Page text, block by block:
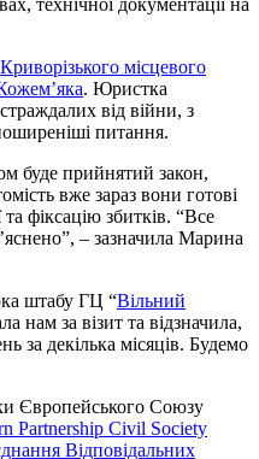
Криворізького місцевого
. Юристка
від війни, з
питання.
буде прийнятий закон,
вже зараз вони готові
фіксацію збитків. “Все
– зазначила Марина
штабу ГЦ “Вільний
нам за візит та відзначила,
за декілька місяців. Будемо
Європейського Союзу
Partnership Civil Society
Відповідальних